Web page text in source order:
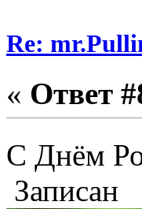
Re:
« Ответ
C
Записан